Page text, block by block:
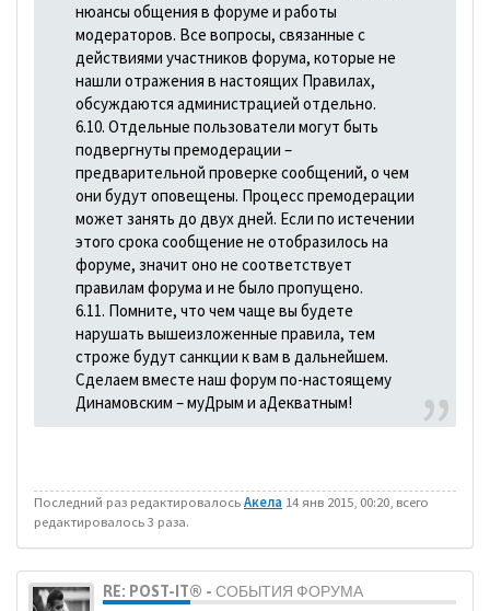
нюансы общения в форуме и работы
модераторов. Все вопросы, связанные с
действиями участников форума, которые не
нашли отражения в настоящих Правилах,
обсуждаются администрацией отдельно.
6.10. Отдельные пользователи могут быть
подвергнуты премодерации –
предварительной проверке сообщений, о чем
они будут оповещены. Процесс премодерации
может занять до двух дней. Если по истечении
этого срока сообщение не отобразилось на
форуме, значит оно не соответствует
правилам форума и не было пропущено.
6.11. Помните, что чем чаще вы будете
нарушать вышеизложенные правила, тем
строже будут санкции к вам в дальнейшем.
Сделаем вместе наш форум по-настоящему
Динамовским – муДрым и аДекватным!
Последний раз редактировалосьАкела 14 янв 2015, 00:20, всего
редактировалось 3 раза.
RE: POST-IT® - СОБЫТИЯ ФОРУМА